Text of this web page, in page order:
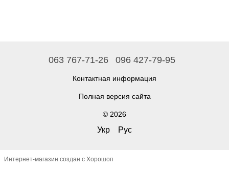
063 767-71-26 096 427-79-95
Контактная информация
Полная версия сайта
© 2026
Укр Рус
Интернет-магазин создан с Хорошоп